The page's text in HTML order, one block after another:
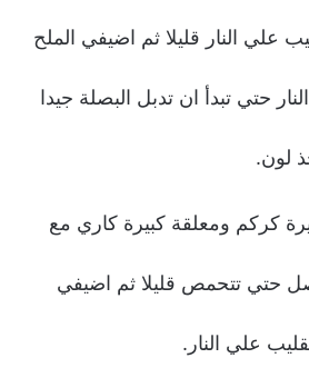
علي النار قليلا ثم اضيفي الملح
حتي تبدأ ان تدبل البصلة جيدا
لون.
كركم ومعلقة كبيرة كاري مع
حتي تتحمص قليلا ثم اضيفي
علي النار.